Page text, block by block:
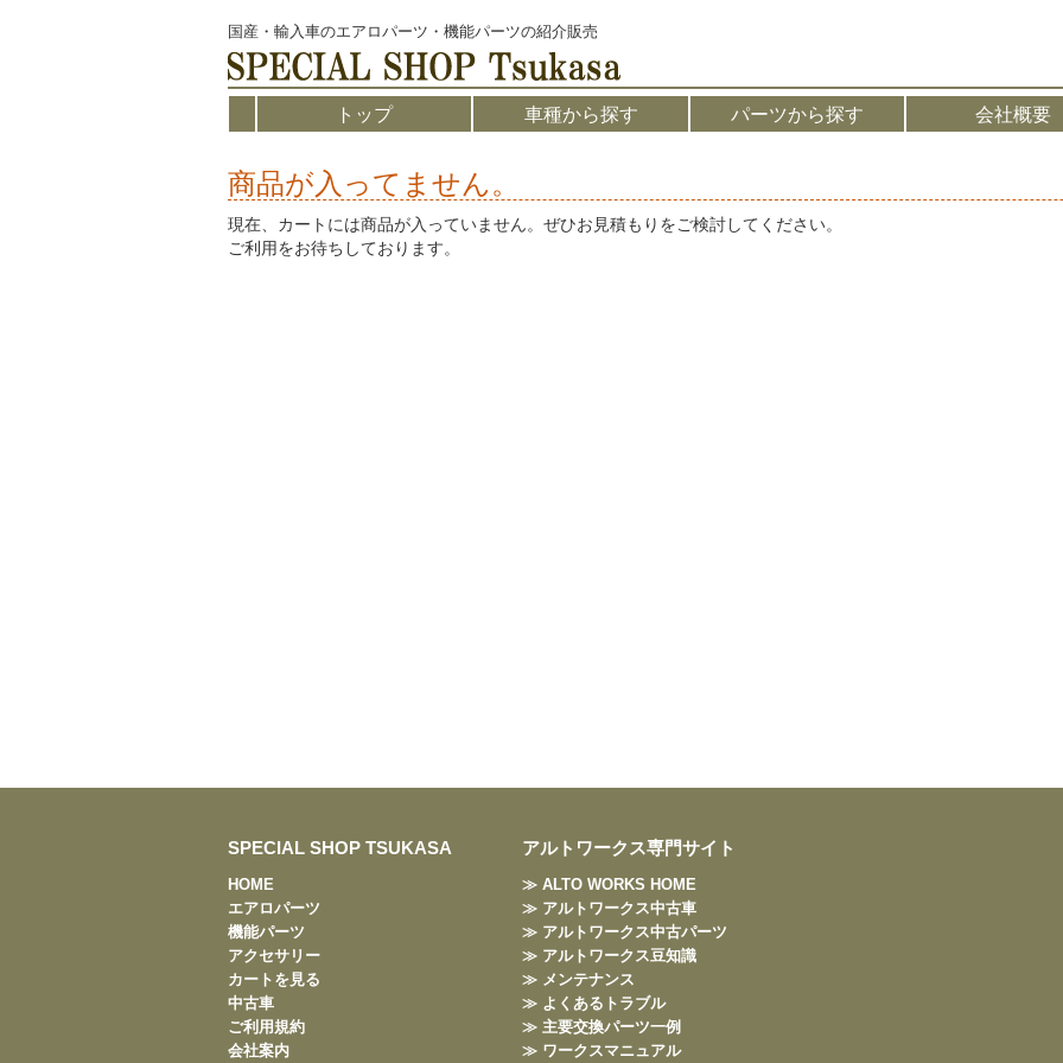
国産・輸入車のエアロパーツ・機能パーツの紹介販売
トップ 車種から探す パーツから探す 会社概要
商品が入ってません。
現在、カートには商品が入っていません。ぜひお見積もりをご検討してください。
ご利用をお待ちしております。
SPECIAL SHOP TSUKASA
HOME
エアロパーツ
機能パーツ
アクセサリー
カートを見る
中古車
ご利用規約
会社案内
アルトワークス専門サイト
≫ ALTO WORKS HOME
≫ アルトワークス中古車
≫ アルトワークス中古パーツ
≫ アルトワークス豆知識
≫ メンテナンス
≫ よくあるトラブル
≫ 主要交換パーツ一例
≫ ワークスマニュアル